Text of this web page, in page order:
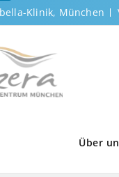
Klinik, München
Über